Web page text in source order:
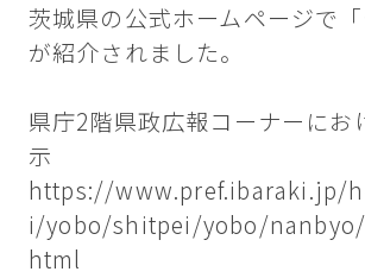
茨城県の公式ホームページで「
が紹介されました。
県庁2階県政広報コーナーにお
示
https://www.pref.ibaraki.jp/
i/yobo/shitpei/yobo/
html